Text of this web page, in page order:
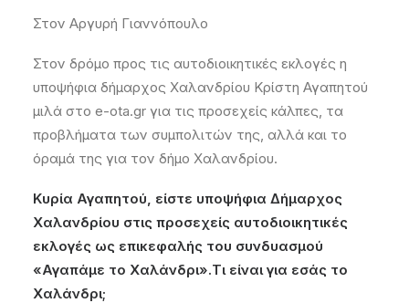
Στον Αργυρή Γιαννόπουλο
Στον δρόμο προς τις αυτοδιοικητικές εκλογές η
υποψήφια δήμαρχος Χαλανδρίου Κρίστη Αγαπητού
μιλά στο e-ota.gr για τις προσεχείς κάλπες, τα
προβλήματα των συμπολιτών της, αλλά και το
όραμά της για τον δήμο Χαλανδρίου.
Κυρία Αγαπητού, είστε υποψήφια Δήμαρχος
Χαλανδρίου στις προσεχείς αυτοδιοικητικές
εκλογές ως επικεφαλής του συνδυασμού
«Αγαπάμε το Χαλάνδρι».Τι είναι για εσάς το
Χαλάνδρι;